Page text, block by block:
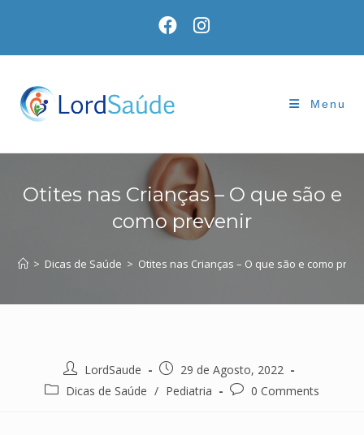
Menu
Otites nas Crianças – O que são e
como prevenir
> Dicas de Saúde > Otites nas Crianças – O que são e como
Post
author:
LordSaude
Post
published:
29 de Agosto, 2022
PostDicas de Saúde / Pediatria
Post0 Comments